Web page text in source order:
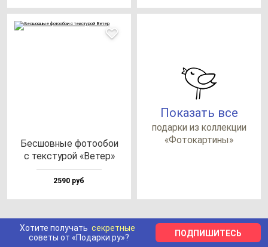
Бес­шов­ные фо­то­обои
с тек­сту­рой «Ветер»
2590 руб
Показать все
по­дар­ки из кол­лек­ции
«Фото­кар­ти­ны»
Хотите получать секретные
советы от «Подарки.ру»?
ПОДПИШИТЕСЬ